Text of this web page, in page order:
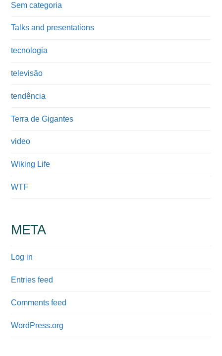
Sem categoria
Talks and presentations
tecnologia
televisão
tendência
Terra de Gigantes
video
Wiking Life
WTF
META
Log in
Entries feed
Comments feed
WordPress.org